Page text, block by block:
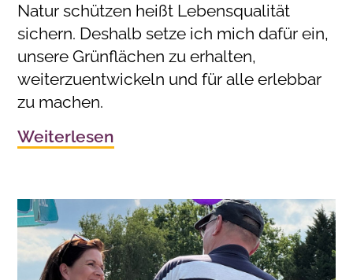
Natur schützen heißt Lebensqualität
sichern. Deshalb setze ich mich dafür ein,
unsere Grünflächen zu erhalten,
weiterzuentwickeln und für alle erlebbar
zu machen.
Weiterlesen